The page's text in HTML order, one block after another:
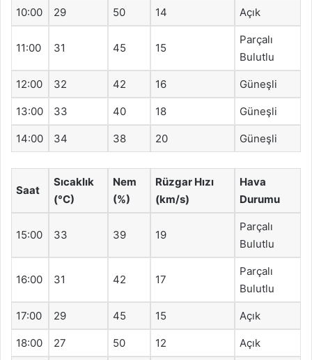
10:00 29 50 14 Açık
11:00 31 45 15
Parçalı
Bulutlu
12:00 32 42 16 Güneşli
13:00 33 40 18 Güneşli
14:00 34 38 20 Güneşli
Saat
Sıcaklık
(°C)
Nem
(%)
Rüzgar Hızı
(km/s)
Hava
Durumu
15:00 33 39 19
Parçalı
Bulutlu
16:00 31 42 17
Parçalı
Bulutlu
17:00 29 45 15 Açık
18:00 27 50 12 Açık